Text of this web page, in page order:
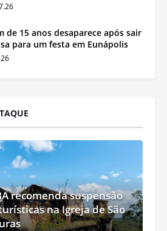
de 15 anos desaparece após sair
para um festa em Eunápolis
recomenda suspensão
na Igreja de São